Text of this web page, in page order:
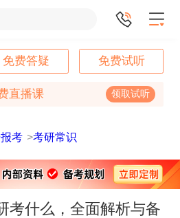
免费答疑 免费试听
直播课 领取试听
考 >考研常识
考什么，全面解析与备